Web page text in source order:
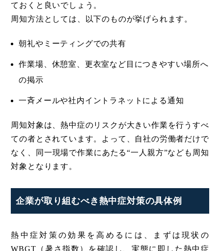
ておくと良いでしょう。
周知方法としては、以下のものが挙げられます。
朝礼やミーティングでの共有
作業場、休憩室、更衣室など目につきやすい場所へ
の掲示
一斉メールや社内イントラネットによる通知
周知対象は、熱中症のリスクが大きい作業を行うすべ
ての者とされています。よって、自社の労働者だけで
なく、同一現場で作業にあたる“一人親方”なども周知
対象となります。
企業が取り組むべき熱中症対策の具体例
熱中症対策の効果を高めるには、まずは現状の
WBGT（暑さ指数）を確認し、実態に即した熱中症